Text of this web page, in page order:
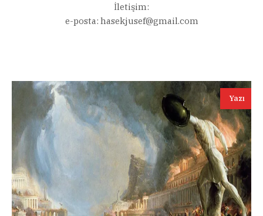
İletişim:
e-posta: hasekjusef@gmail.com
Yazı